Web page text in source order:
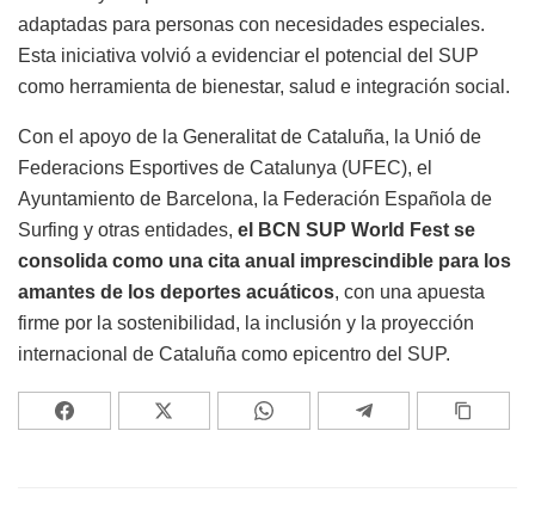
adaptadas para personas con necesidades especiales.
Esta iniciativa volvió a evidenciar el potencial del SUP
como herramienta de bienestar, salud e integración social.
Con el apoyo de la Generalitat de Cataluña, la Unió de
Federacions Esportives de Catalunya (UFEC), el
Ayuntamiento de Barcelona, la Federación Española de
Surfing y otras entidades, el BCN SUP World Fest se
consolida como una cita anual imprescindible para los
amantes de los deportes acuáticos, con una apuesta
firme por la sostenibilidad, la inclusión y la proyección
internacional de Cataluña como epicentro del SUP.